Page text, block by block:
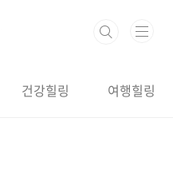
건강힐링 여행힐링